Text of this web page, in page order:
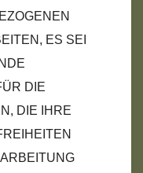
ES SEI
DIE
DIE IHRE